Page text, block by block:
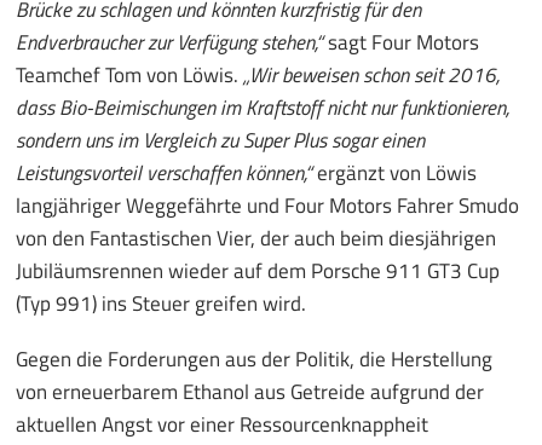
Brücke zu schlagen und könnten kurzfristig für den
Endverbraucher zur Verfügung stehen,“sagt Four Motors
Teamchef Tom von Löwis.„Wir beweisen schon seit 2016,
dass Bio-Beimischungen im Kraftstoff nicht nur funktionieren,
sondern uns im Vergleich zu Super Plus sogar einen
Leistungsvorteil verschaffen können,“ergänzt von Löwis
langjähriger Weggefährte und Four Motors Fahrer Smudo
von den Fantastischen Vier, der auch beim diesjährigen
Jubiläumsrennen wieder auf dem Porsche 911 GT3 Cup
(Typ 991) ins Steuer greifen wird.
Gegen die Forderungen aus der Politik, die Herstellung
von erneuerbarem Ethanol aus Getreide aufgrund der
aktuellen Angst vor einer Ressourcenknappheit